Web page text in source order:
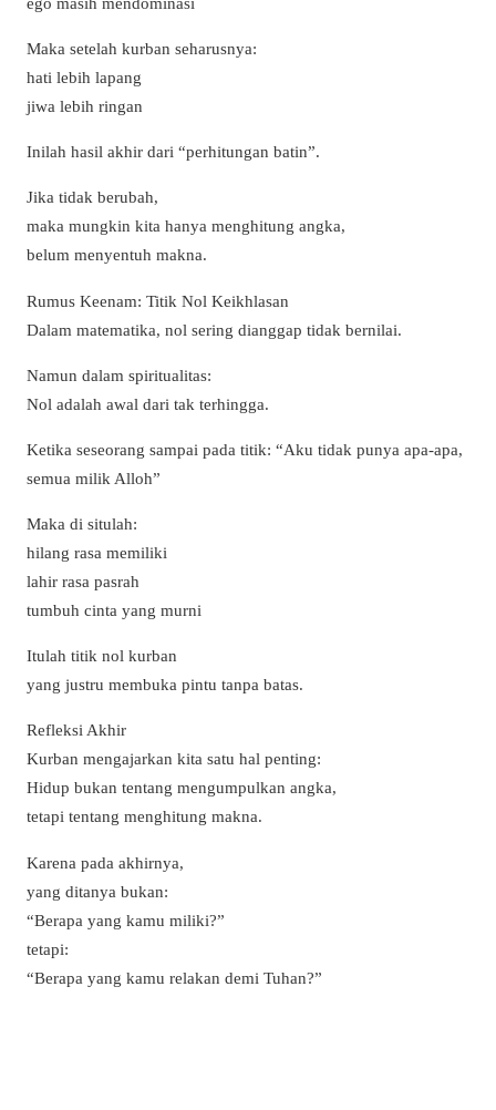
Maka setelah kurban seharusnya:
hati lebih lapang
jiwa lebih ringan
Inilah hasil akhir dari “perhitungan batin”.
Jika tidak berubah,
maka mungkin kita hanya menghitung angka,
belum menyentuh makna.
Rumus Keenam: Titik Nol Keikhlasan
Dalam matematika, nol sering dianggap tidak bernilai.
Namun dalam spiritualitas:
Nol adalah awal dari tak terhingga.
Ketika seseorang sampai pada titik: “Aku tidak punya apa-apa,
semua milik Alloh”
Maka di situlah:
hilang rasa memiliki
lahir rasa pasrah
tumbuh cinta yang murni
Itulah titik nol kurban
yang justru membuka pintu tanpa batas.
Refleksi Akhir
Kurban mengajarkan kita satu hal penting:
Hidup bukan tentang mengumpulkan angka,
tetapi tentang menghitung makna.
Karena pada akhirnya,
yang ditanya bukan:
“Berapa yang kamu miliki?”
tetapi:
“Berapa yang kamu relakan demi Tuhan?”